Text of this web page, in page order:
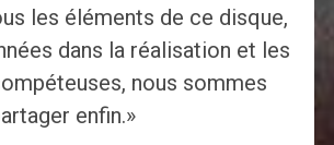
les éléments de ce disque,
dans la réalisation et les
nous sommes
enfin.»